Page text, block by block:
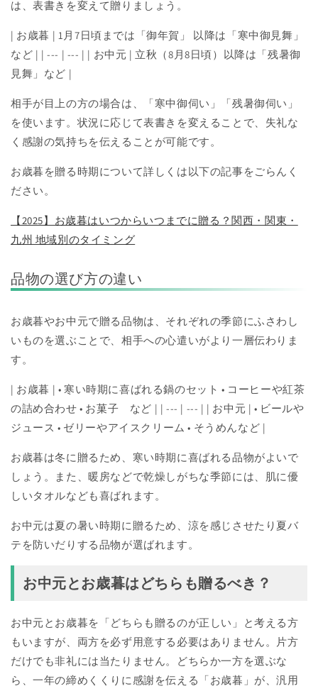
は、表書きを変えて贈りましょう。
| お歳暮 | 1月7日頃までは「御年賀」 以降は「寒中御見舞」
など | | --- | --- | | お中元 | 立秋（8月8日頃）以降は「残暑御
見舞」など |
相手が目上の方の場合は、「寒中御伺い」「残暑御伺い」
を使います。状況に応じて表書きを変えることで、失礼な
く感謝の気持ちを伝えることが可能です。
お歳暮を贈る時期について詳しくは以下の記事をごらんく
ださい。
【2025】お歳暮はいつからいつまでに贈る？関西・関東・
九州 地域別のタイミング
品物の選び方の違い
お歳暮やお中元で贈る品物は、それぞれの季節にふさわし
いものを選ぶことで、相手への心遣いがより一層伝わりま
す。
| お歳暮 | • 寒い時期に喜ばれる鍋のセット • コーヒーや紅茶
の詰め合わせ • お菓子 など | | --- | --- | | お中元 | • ビールや
ジュース • ゼリーやアイスクリーム • そうめんなど |
お歳暮は冬に贈るため、寒い時期に喜ばれる品物がよいで
しょう。また、暖房などで乾燥しがちな季節には、肌に優
しいタオルなども喜ばれます。
お中元は夏の暑い時期に贈るため、涼を感じさせたり夏バ
テを防いだりする品物が選ばれます。
お中元とお歳暮はどちらも贈るべき？
お中元とお歳暮を「どちらも贈るのが正しい」と考える方
もいますが、両方を必ず用意する必要はありません。片方
だけでも非礼には当たりません。どちらか一方を選ぶな
ら、一年の締めくくりに感謝を伝える「お歳暮」が、汎用